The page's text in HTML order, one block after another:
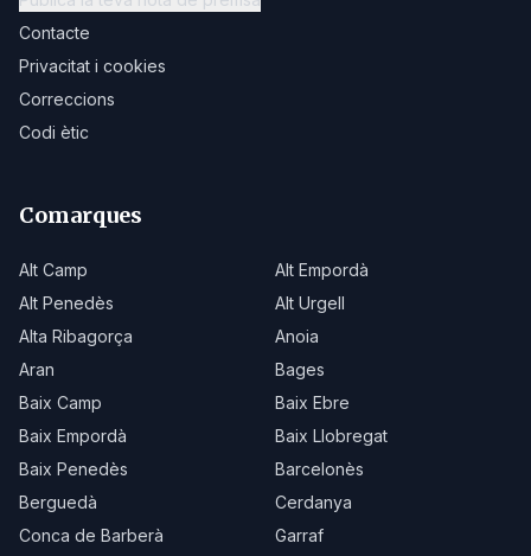
Contacte
Privacitat i cookies
Correccions
Codi ètic
Comarques
Alt Camp
Alt Empordà
Alt Penedès
Alt Urgell
Alta Ribagorça
Anoia
Aran
Bages
Baix Camp
Baix Ebre
Baix Empordà
Baix Llobregat
Baix Penedès
Barcelonès
Berguedà
Cerdanya
Conca de Barberà
Garraf